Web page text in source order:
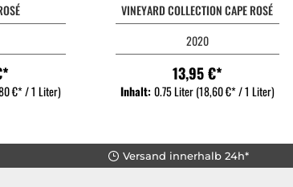
€* / 1 Liter)
VINEYARD COLLECTION CAPE ROSÉ
2020
13,95 €*
Inhalt: 0.75 Liter(18,60 €* / 1 Liter)
Versand innerhalb 24h*